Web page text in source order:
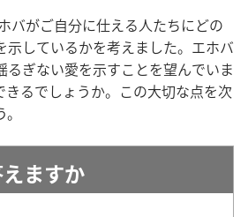
バがご自分に仕える人たちにどの
示しているかを考えました。エホバ
るぎない愛を示すことを望んでいま
きるでしょうか。この大切な点を次
えますか